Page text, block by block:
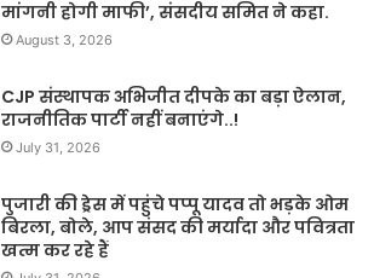
मांगनी होगी माफी’, संसदीय समित ने कहा.
August 3, 2026
CJP संस्थापक अभिजीत दीपके का बड़ा ऐलान,
राजनीतिक पार्टी नहीं बनाएंगे..!
July 31, 2026
पुजारी की ड्रेस में पहुंचे पप्पू यादव तो भड़के ओम
बिरला, बोले, आप संसद की मर्यादा और पवित्रता
खत्म कर रहे हैं